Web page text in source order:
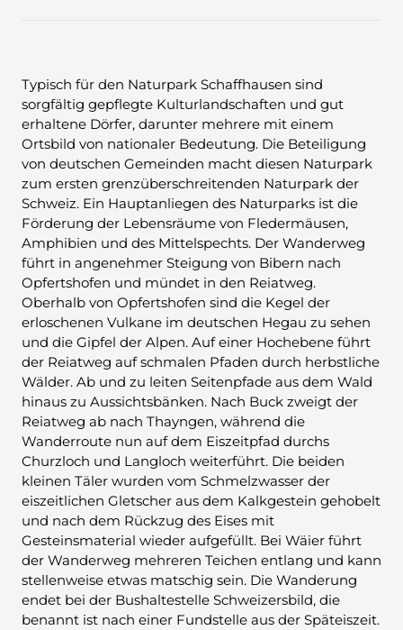
Typisch für den Naturpark Schaffhausen sind
sorgfältig gepflegte Kulturlandschaften und gut
erhaltene Dörfer, darunter mehrere mit einem
Ortsbild von nationaler Bedeutung. Die Beteiligung
von deutschen Gemeinden macht diesen Naturpark
zum ersten grenzüberschreitenden Naturpark der
Schweiz. Ein Hauptanliegen des Naturparks ist die
Förderung der Lebensräume von Fledermäusen,
Amphibien und des Mittelspechts. Der Wanderweg
führt in angenehmer Steigung von Bibern nach
Opfertshofen und mündet in den Reiatweg.
Oberhalb von Opfertshofen sind die Kegel der
erloschenen Vulkane im deutschen Hegau zu sehen
und die Gipfel der Alpen. Auf einer Hochebene führt
der Reiatweg auf schmalen Pfaden durch herbstliche
Wälder. Ab und zu leiten Seitenpfade aus dem Wald
hinaus zu Aussichtsbänken. Nach Buck zweigt der
Reiatweg ab nach Thayngen, während die
Wanderroute nun auf dem Eiszeitpfad durchs
Churzloch und Langloch weiterführt. Die beiden
kleinen Täler wurden vom Schmelzwasser der
eiszeitlichen Gletscher aus dem Kalkgestein gehobelt
und nach dem Rückzug des Eises mit
Gesteinsmaterial wieder aufgefüllt. Bei Wäier führt
der Wanderweg mehreren Teichen entlang und kann
stellenweise etwas matschig sein. Die Wanderung
endet bei der Bushaltestelle Schweizersbild, die
benannt ist nach einer Fundstelle aus der Späteiszeit.